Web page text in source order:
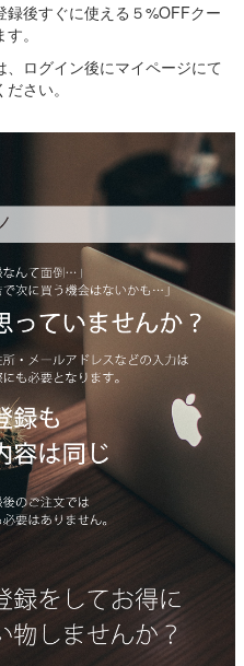
後すぐに使える５%OFFクー
。
ログイン後にマイページにて
さい。